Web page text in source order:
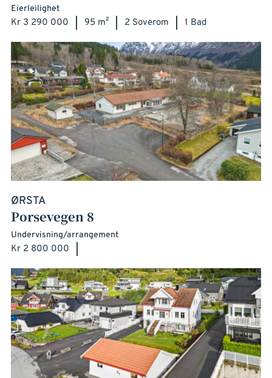
Eierleilighet
Kr 3 290 000 95 m² 2 Soverom 1 Bad
ØRSTA
Porsevegen 8
Undervisning/arrangement
Kr 2 800 000